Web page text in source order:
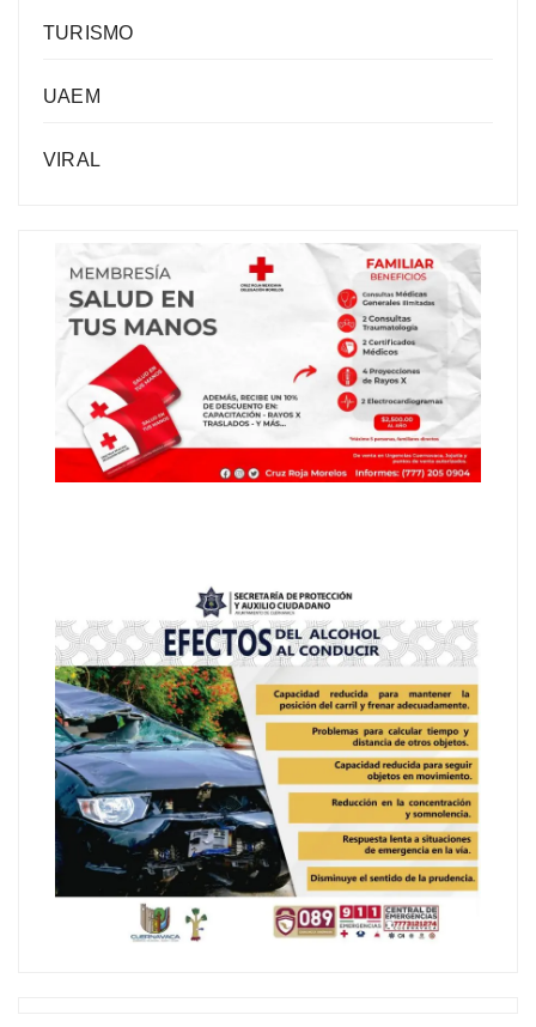
TURISMO
UAEM
VIRAL